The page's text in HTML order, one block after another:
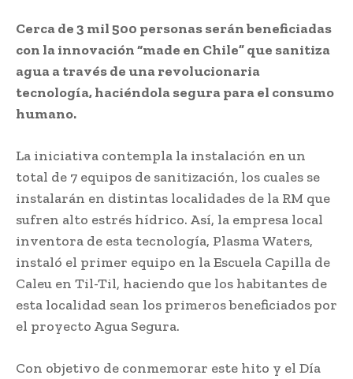
Cerca de 3 mil 500 personas serán beneficiadas
con la innovación “made en Chile” que sanitiza
agua a través de una revolucionaria
tecnología, haciéndola segura para el consumo
humano.
La iniciativa contempla la instalación en un
total de 7 equipos de sanitización, los cuales se
instalarán en distintas localidades de la RM que
sufren alto estrés hídrico. Así, la empresa local
inventora de esta tecnología, Plasma Waters,
instaló el primer equipo en la Escuela Capilla de
Caleu en Til-Til, haciendo que los habitantes de
esta localidad sean los primeros beneficiados por
el proyecto Agua Segura.
Con objetivo de conmemorar este hito y el Día